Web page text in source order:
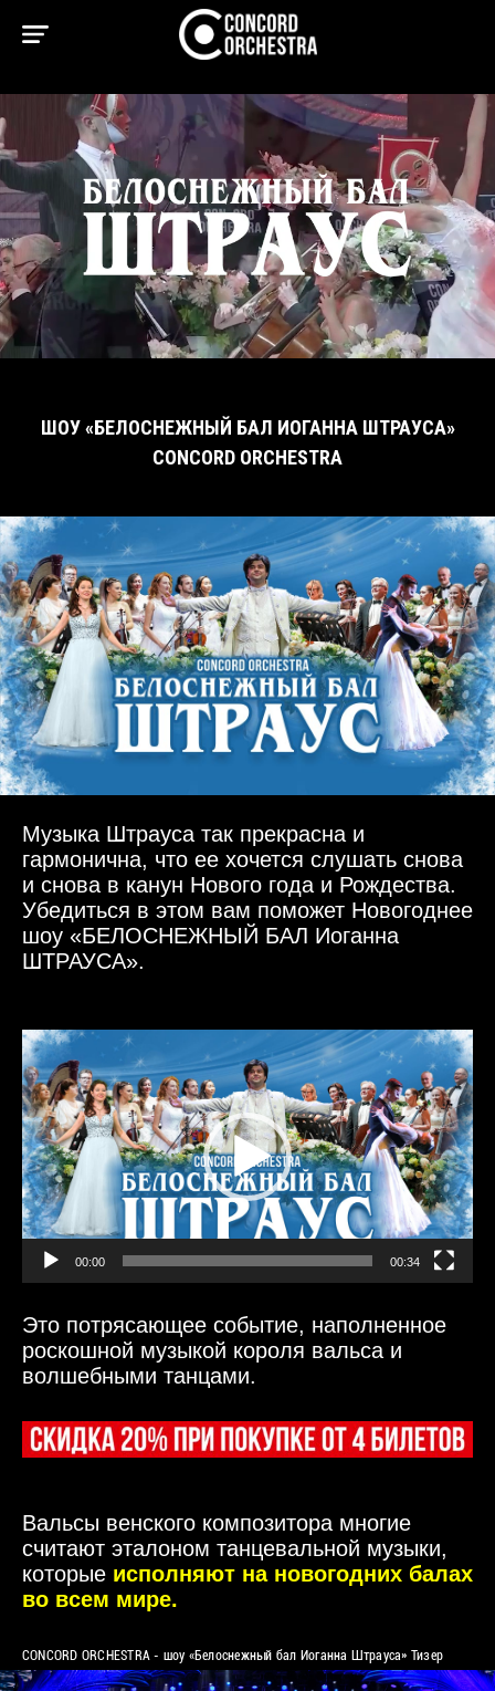
ШОУ «БЕЛОСНЕЖНЫЙ БАЛ ИОГАННА ШТРАУСА»
CONCORD ORCHESTRA
Музыка Штрауса так прекрасна и
гармонична, что ее хочется слушать снова
и снова в канун Нового года и Рождества.
Убедиться в этом вам поможет Новогоднее
шоу «БЕЛОСНЕЖНЫЙ БАЛ Иоганна
ШТРАУСА».
Видеоплеер
00:00 00:34
Это потрясающее событие, наполненное
роскошной музыкой короля вальса и
волшебными танцами.
Вальсы венского композитора многие
считают эталоном танцевальной музыки,
которые исполняют на новогодних балах
во всем мире.
CONCORD ORCHESTRA - шоу «Белоснежный бал Иоганна Штрауса» Тизер